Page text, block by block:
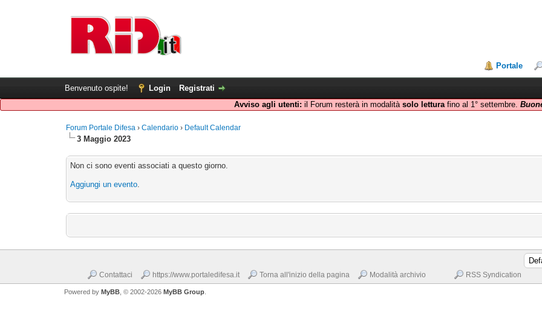
Portale
Benvenuto ospite! Login
Registrati
Avviso agli utenti: il Forum resterà in modalità solo letturafino al 1° settembre.
Forum Portale Difesa ›Calendario › Default Calendar
3 Maggio 2023
Non ci sono eventi associati a questo giorno.
Aggiungi un evento.
Contattaci https://www.portaledifesa.it Torna all'inizio della pagina Modalità archivio RSS Syndication
Powered by MyBB, © 2002-2026 MyBB Group.